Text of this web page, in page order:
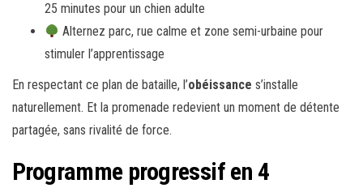
25 minutes pour un chien adulte
Alternez parc, rue calme et zone semi-urbaine pour
stimuler l’apprentissage
En respectant ce plan de bataille, l’obéissance s’installe
naturellement. Et la promenade redevient un moment de détente
partagée, sans rivalité de force.
Programme progressif en 4